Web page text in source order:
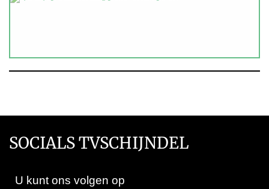
SOCIALS TVSCHIJNDEL
U kunt ons volgen op